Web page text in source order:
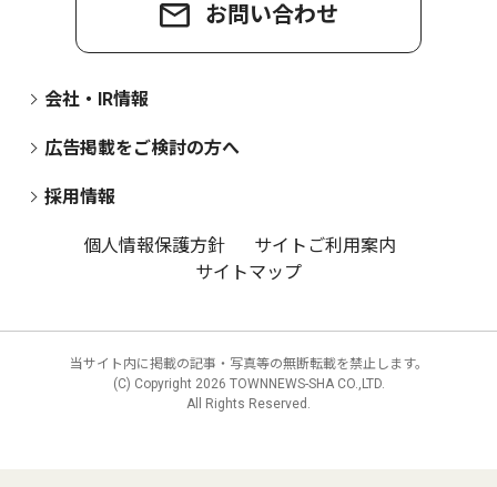
お問い合わせ
会社・IR情報
広告掲載をご検討の方へ
採用情報
個人情報保護方針
サイトご利用案内
サイトマップ
当サイト内に掲載の記事・写真等の無断転載を禁止します。
(C) Copyright 2026 TOWNNEWS-SHA CO.,LTD.
All Rights Reserved.